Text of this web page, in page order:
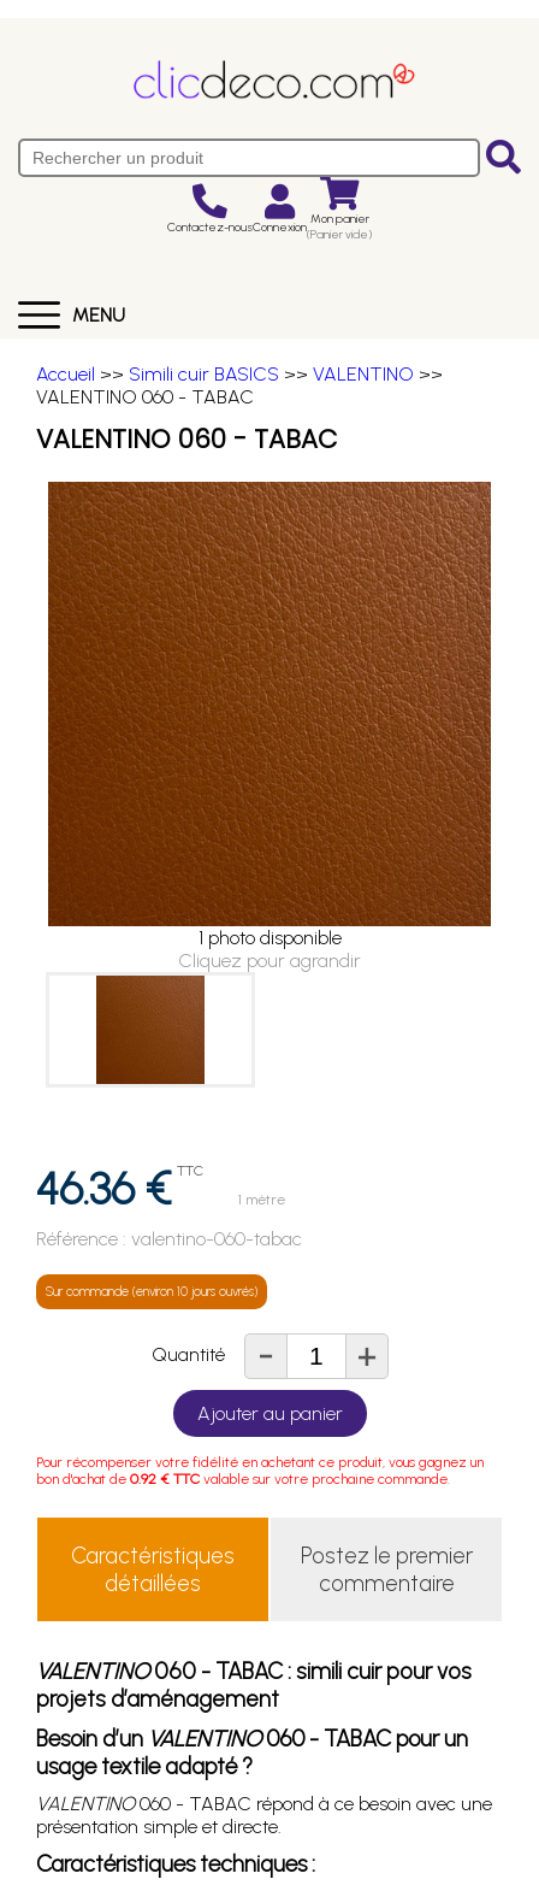
Contactez-nousConnexion Mon panier
(Panier vide)
MENU
Accueil >> Simili cuir BASICS >> VALENTINO >>
VALENTINO 060 - TABAC
VALENTINO 060 - TABAC
1 photo disponible
Cliquez pour agrandir
46.36 € TTC
1 mètre
Référence : valentino-060-tabac
Sur commande (environ 10 jours ouvrés)
Quantité - +
Ajouter au panier
Pour récompenser votre fidélité en achetant ce produit, vous gagnez un
bon d'achat de 0.92 € TTC valable sur votre prochaine commande.
Caractéristiques
détaillées
Postez le premier
commentaire
VALENTINO060 - TABAC : simili cuir pour vos
projets d’aménagement
Besoin d’un VALENTINO060 - TABAC pour un
usage textile adapté ?
VALENTINO060 - TABAC répond à ce besoin avec une
présentation simple et directe.
Caractéristiques techniques :